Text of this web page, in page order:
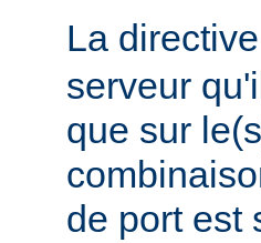
La directive
serveur
que sur
de port est